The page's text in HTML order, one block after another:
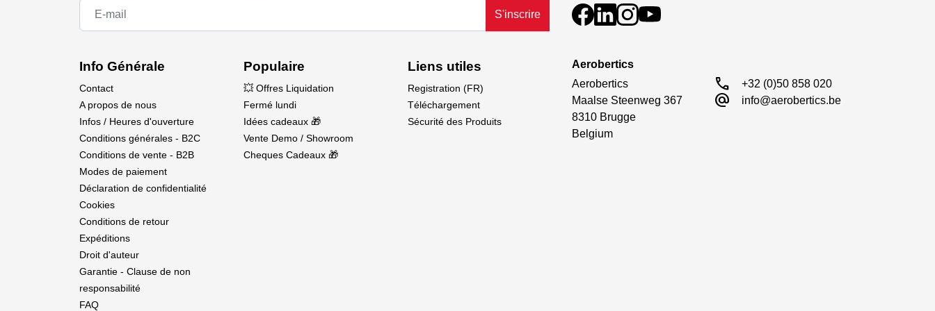
Châssis solide et rigide en aluminium anodisé noir
Spektrum SLT2 2.4GHz radio
Powerful Spektrum 350mAh LiPo battery
Convenient and easy-to-use USB-C charger
Pro-Line Racing body, wheels, and tires
Livery options included for custom looks
S'inscrire
Info Générale
Contact
A propos de nous
Infos / Heures d'ouverture
Conditions générales - B2C
Conditions de vente - B2B
Modes de paiement
Déclaration de confidentialité
Cookies
Conditions de retour
Expéditions
Droit d'auteur
Garantie - Clause de non
responsabilité
FAQ
Populaire
💥 Offres Liquidation
Fermé lundi
Idées cadeaux 🎁
Vente Demo / Showroom
Cheques Cadeaux 🎁
Liens utiles
Registration (FR)
Téléchargement
Sécurité des Produits
Aerobertics
Aerobertics
Maalse Steenweg 367
8310 Brugge
Belgium
call +32 (0)50 858 020
alternate_email info@aerobertics.be